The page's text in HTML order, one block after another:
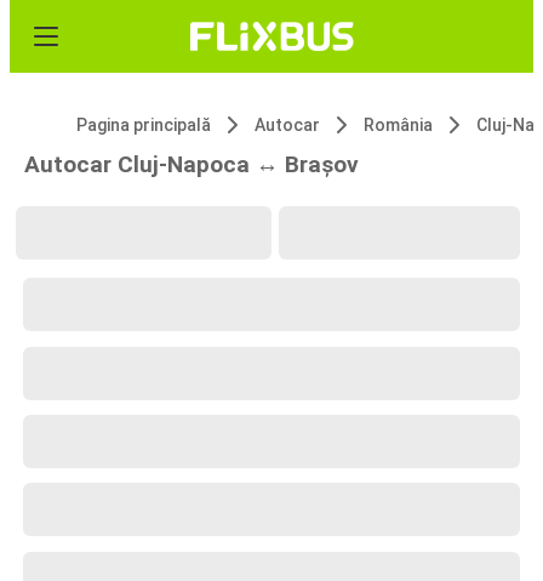
Pagina principală Autocar România Cluj-
Autocar Cluj-Napoca ↔ Brașov